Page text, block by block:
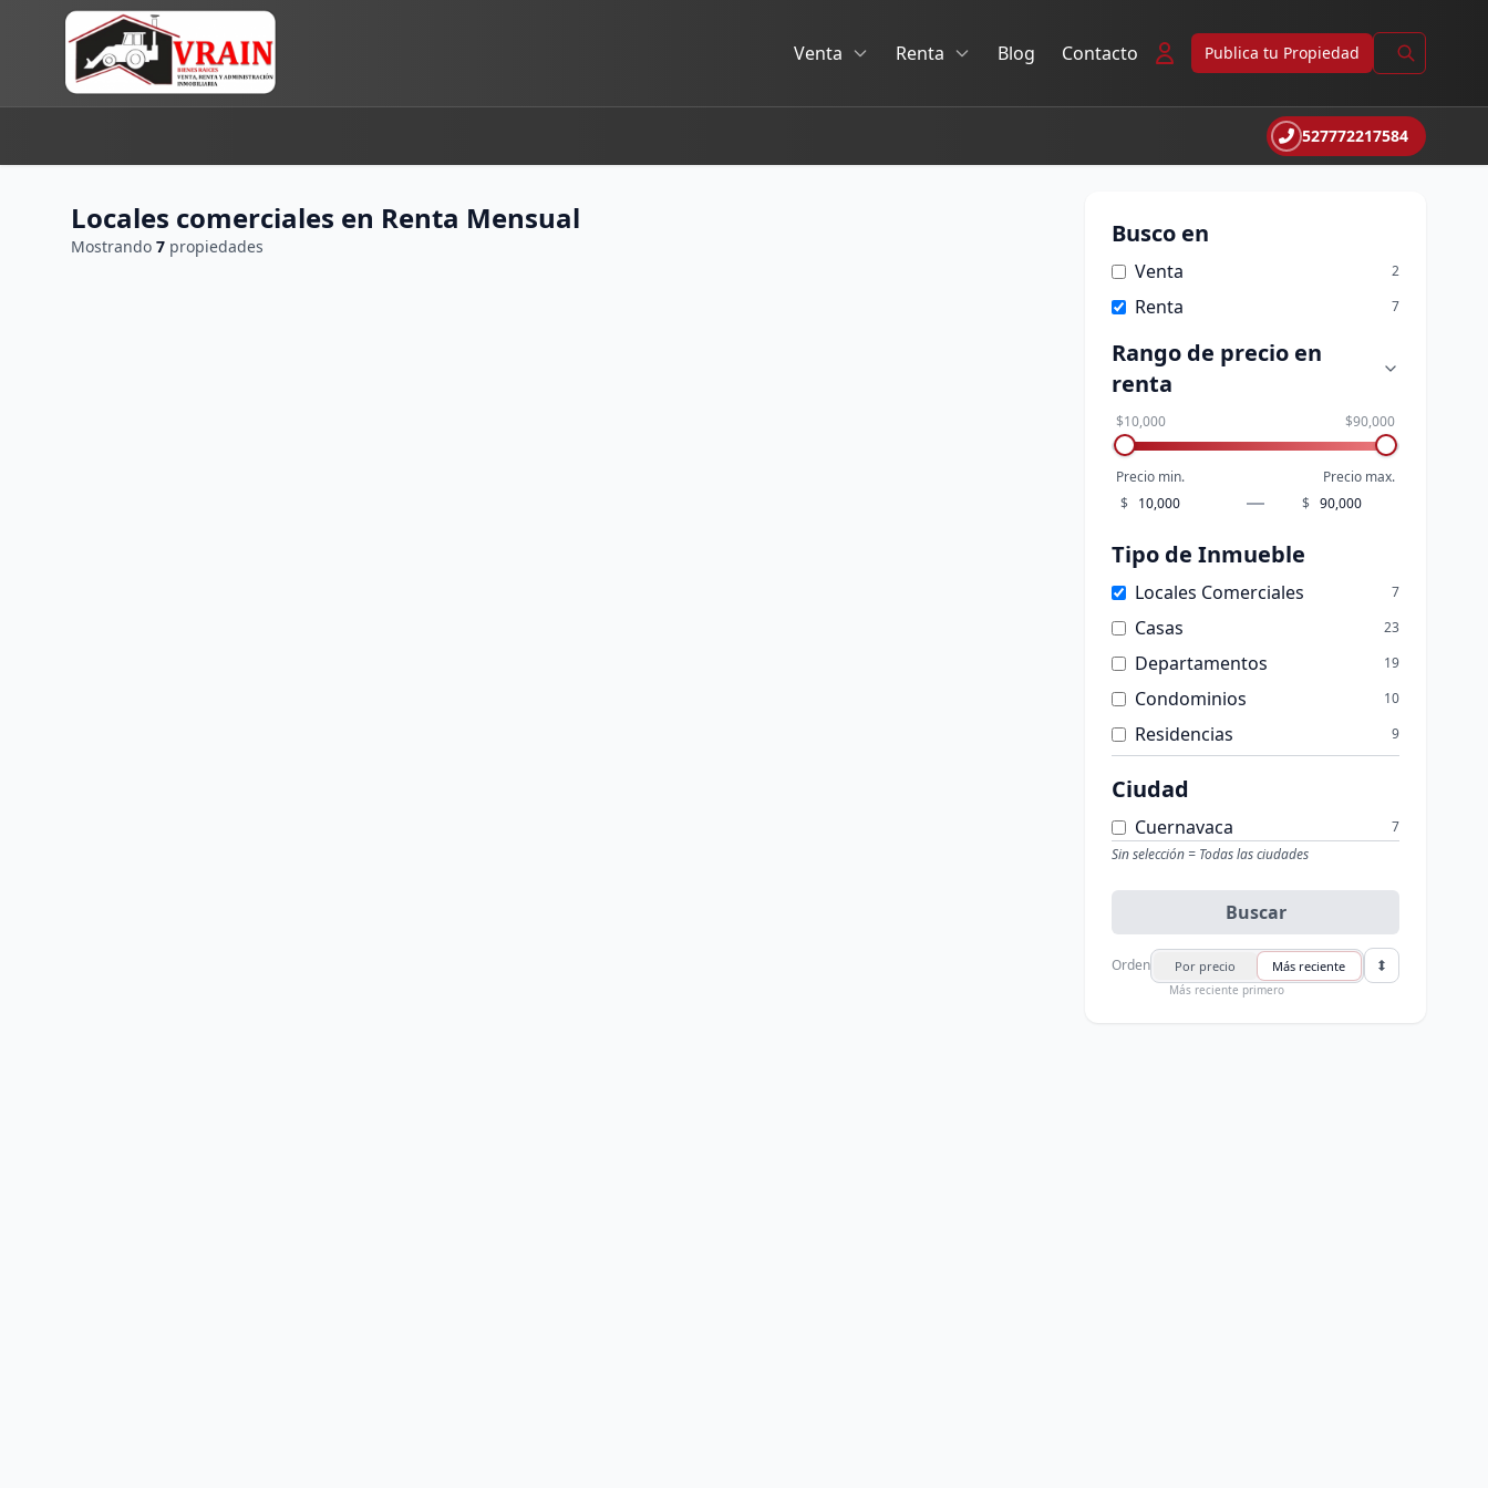
Venta Renta Blog Contacto Publica tu Propiedad
527772217584
Locales comerciales en Renta Mensual
Mostrando 7 propiedades Busco en
Venta 2
Renta 7
Rango de precio en
renta
$10,000 $90,000
Precio min.
Precio max.
$
$
Tipo de Inmueble
Locales Comerciales 7
Casas 23
Departamentos 19
Condominios 10
Residencias 9
Bodegas
Oficinas 1
Ciudad
Cuernavaca
7
Sin selección = Todas las ciudades
Buscar
Orden Por precio Más reciente
Más reciente primero